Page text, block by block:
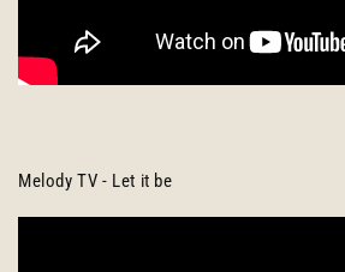
Melody TV - Let it be